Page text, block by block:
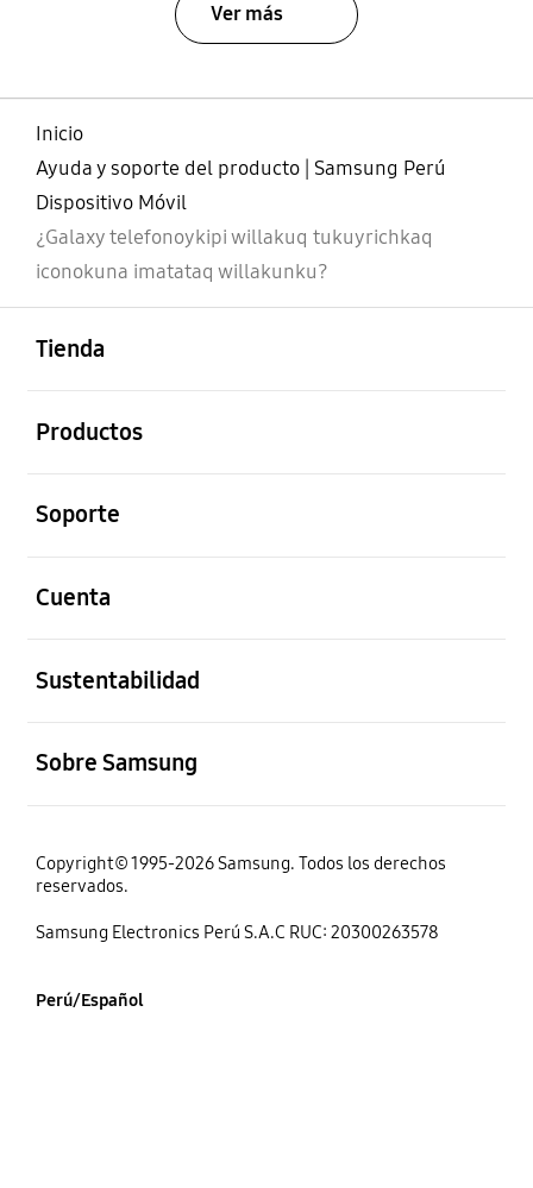
Ver más
Inicio
Ayuda y soporte del producto | Samsung Perú
Dispositivo Móvil
¿Galaxy telefonoykipi willakuq tukuyrichkaq
iconokuna imatataq willakunku?
Tienda
Productos
Soporte
Cuenta
Sustentabilidad
Sobre Samsung
Copyright© 1995-2026 Samsung. Todos los derechos
reservados.
Samsung Electronics Perú S.A.C RUC: 20300263578
Perú/Español